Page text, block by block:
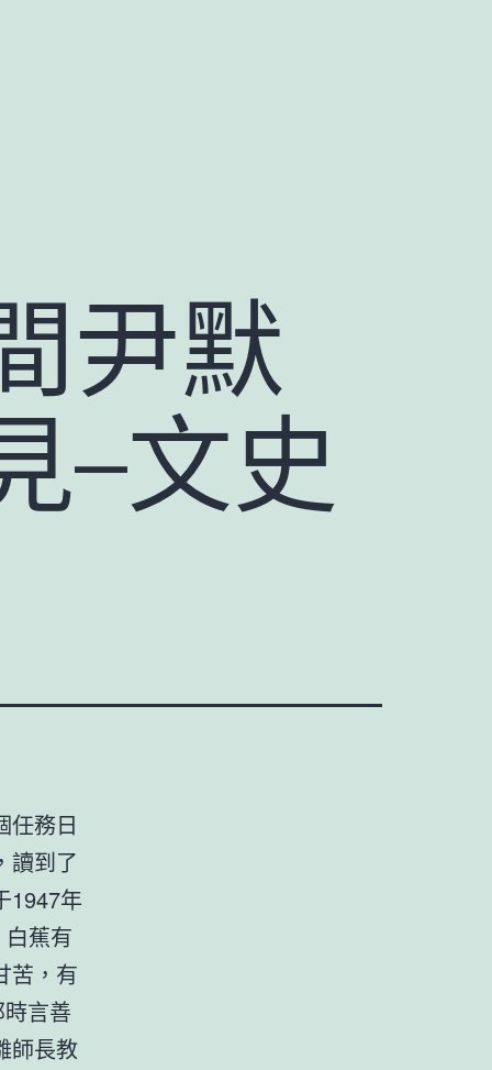
尹默
–文史
任務日
讀到了
1947年
蕉有
苦，有
言善
師長教